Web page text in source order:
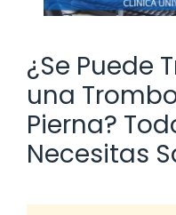
¿Se Puede
una
Pierna?
Necesitas